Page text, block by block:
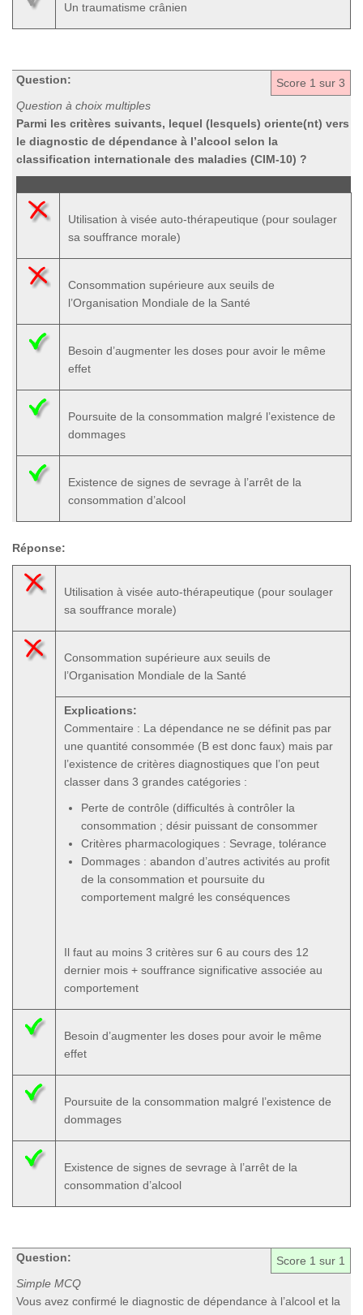
Un traumatisme crânien
Score 1 sur 3
Question:
Question à choix multiples
Parmi les critères suivants, lequel (lesquels) oriente(nt) vers
le diagnostic de dépendance à l’alcool selon la
classification internationale des maladies (CIM-10) ?
Utilisation à visée auto-thérapeutique (pour soulager
sa souffrance morale)
Consommation supérieure aux seuils de
l’Organisation Mondiale de la Santé
Besoin d’augmenter les doses pour avoir le même
effet
Poursuite de la consommation malgré l’existence de
dommages
Existence de signes de sevrage à l’arrêt de la
consommation d’alcool
Réponse:
Utilisation à visée auto-thérapeutique (pour soulager
sa souffrance morale)
Consommation supérieure aux seuils de
l’Organisation Mondiale de la Santé
Explications:
Commentaire : La dépendance ne se définit pas par
une quantité consommée (B est donc faux) mais par
l’existence de critères diagnostiques que l’on peut
classer dans 3 grandes catégories :
Perte de contrôle (difficultés à contrôler la
consommation ; désir puissant de consommer
Critères pharmacologiques : Sevrage, tolérance
Dommages : abandon d’autres activités au profit
de la consommation et poursuite du
comportement malgré les conséquences
Il faut au moins 3 critères sur 6 au cours des 12
dernier mois + souffrance significative associée au
comportement
Besoin d’augmenter les doses pour avoir le même
effet
Poursuite de la consommation malgré l’existence de
dommages
Existence de signes de sevrage à l’arrêt de la
consommation d’alcool
Score 1 sur 1
Question:
Simple MCQ
Vous avez confirmé le diagnostic de dépendance à l’alcool et la